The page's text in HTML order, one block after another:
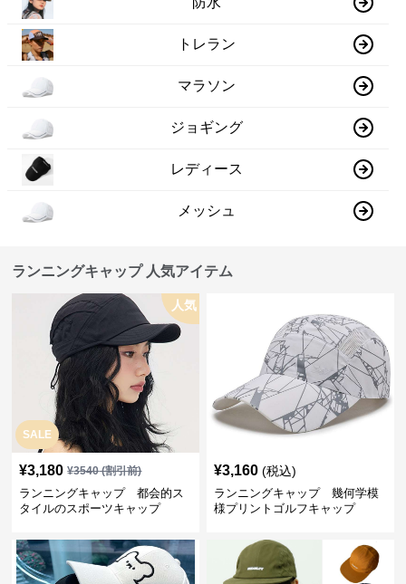
トレラン
マラソン
ジョギング
レディース
メッシュ
ランニングキャップ 人気アイテム
SALE
人気
¥3,180 ¥3540(割引前)
ランニングキャップ 都会的ス
タイルのスポーツキャップ
¥3,160 (税込)
ランニングキャップ 幾何学模
様プリントゴルフキャップ